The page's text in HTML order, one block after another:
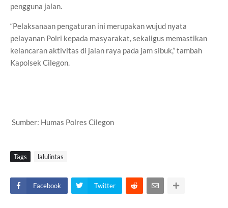
pengguna jalan.
“Pelaksanaan pengaturan ini merupakan wujud nyata
pelayanan Polri kepada masyarakat, sekaligus memastikan
kelancaran aktivitas di jalan raya pada jam sibuk,” tambah
Kapolsek Cilegon.
Sumber: Humas Polres Cilegon
Tags lalulintas
Facebook Twitter